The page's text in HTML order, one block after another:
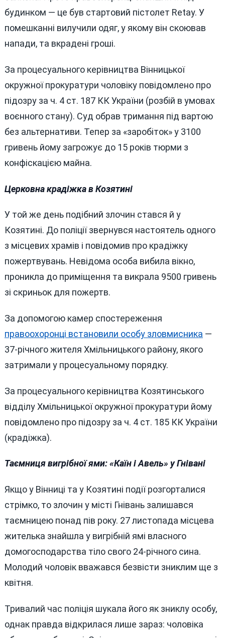
будинком — це був стартовий пістолет Retay. У
помешканні вилучили одяг, у якому він скоював
напади, та вкрадені гроші.
За процесуального керівництва Вінницької
окружної прокуратури чоловіку повідомлено про
підозру за ч. 4 ст. 187 КК України (розбій в умовах
воєнного стану). Суд обрав тримання під вартою
без альтернативи. Тепер за «заробіток» у 3100
гривень йому загрожує до 15 років тюрми з
конфіскацією майна.
Церковна крадіжка в Козятині
У той же день подібний злочин стався й у
Козятині. До поліції звернувся настоятель одного
з місцевих храмів і повідомив про крадіжку
пожертвувань. Невідома особа вибила вікно,
проникла до приміщення та викрала 9500 гривень
зі скриньок для пожертв.
За допомогою камер спостереження
правоохоронці встановили особу зловмисника —
37-річного жителя Хмільницького району, якого
затримали у процесуальному порядку.
За процесуального керівництва Козятинського
відділу Хмільницької окружної прокуратури йому
повідомлено про підозру за ч. 4 ст. 185 КК України
(крадіжка).
Таємниця вигрібної ями: «Каїн і Авель» у Гнівані
Якщо у Вінниці та у Козятині події розгорталися
стрімко, то злочин у місті Гнівань залишався
таємницею понад пів року. 27 листопада місцева
жителька знайшла у вигрібній ямі власного
домогосподарства тіло свого 24-річного сина.
Молодий чоловік вважався безвісти зниклим ще з
квітня.
Тривалий час поліція шукала його як зниклу особу,
однак правда відкрилася лише зараз: чоловіка